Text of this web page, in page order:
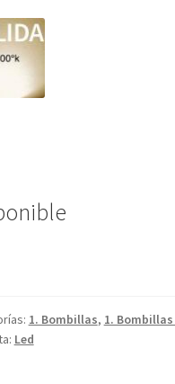
1. Bombillas, 1. Bombillas
Led